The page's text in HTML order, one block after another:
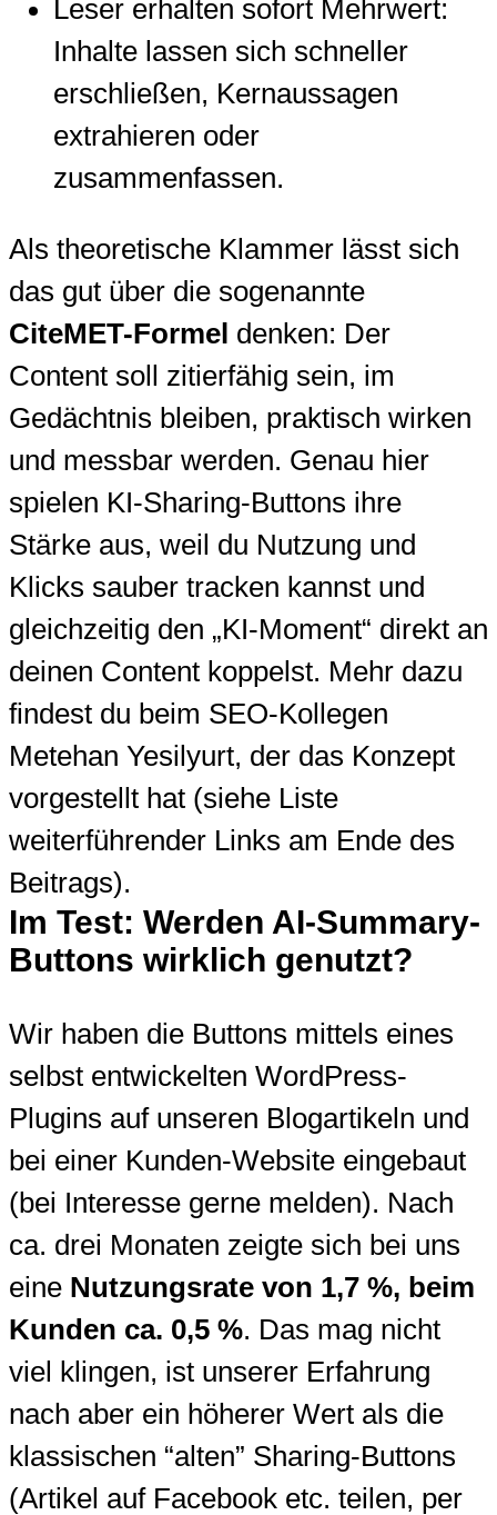
Leser erhalten sofort Mehrwert:
Inhalte lassen sich schneller
erschließen, Kernaussagen
extrahieren oder
zusammenfassen.
Als theoretische Klammer lässt sich
das gut über die sogenannte
CiteMET-Formel denken: Der
Content soll zitierfähig sein, im
Gedächtnis bleiben, praktisch wirken
und messbar werden. Genau hier
spielen KI-Sharing-Buttons ihre
Stärke aus, weil du Nutzung und
Klicks sauber tracken kannst und
gleichzeitig den „KI-Moment“ direkt an
deinen Content koppelst. Mehr dazu
findest du beim SEO-Kollegen
Metehan Yesilyurt, der das Konzept
vorgestellt hat (siehe Liste
weiterführender Links am Ende des
Beitrags).
Im Test: Werden AI-Summary-
Buttons wirklich genutzt?
Wir haben die Buttons mittels eines
selbst entwickelten WordPress-
Plugins auf unseren Blogartikeln und
bei einer Kunden-Website eingebaut
(bei Interesse gerne melden). Nach
ca. drei Monaten zeigte sich bei uns
eine Nutzungsrate von 1,7 %, beim
Kunden ca. 0,5 %. Das mag nicht
viel klingen, ist unserer Erfahrung
nach aber ein höherer Wert als die
klassischen “alten” Sharing-Buttons
(Artikel auf Facebook etc. teilen, per